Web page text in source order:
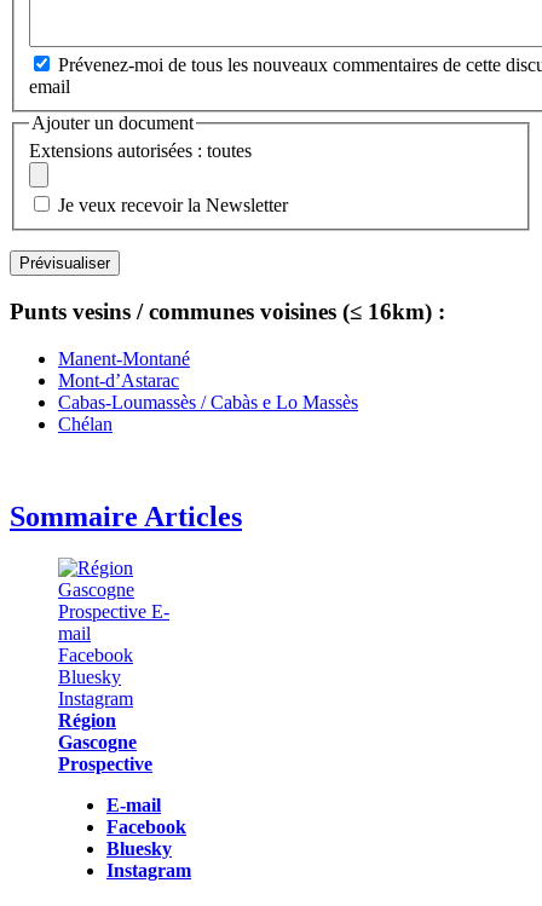
Prévenez-moi de tous les nouveaux commentaires de cette
email
Ajouter un document
Extensions autorisées : toutes
Je veux recevoir la Newsletter
Punts vesins / communes voisines (≤ 16km) :
Manent-Montané
Mont-d’Astarac
Cabas-Loumassès / Cabàs e Lo Massès
Chélan
Sommaire Articles
Région
Gascogne
Prospective
E-mail
Facebook
Bluesky
Instagram